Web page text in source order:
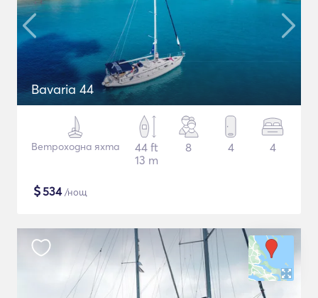
Bavaria 44
Ветроходна яхта
44 ft
13 m
8 4 4
$534/нощ